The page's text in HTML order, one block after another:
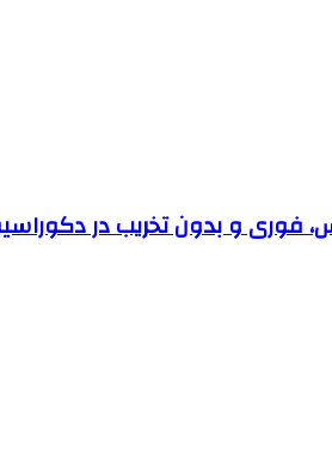
فوری و بدون تخریب در